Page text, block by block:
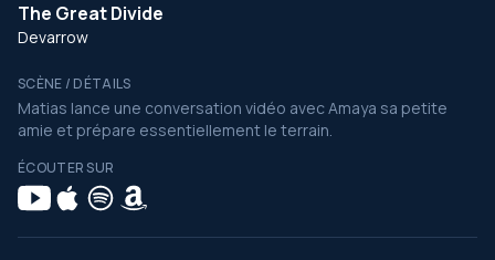
The Great Divide
Devarrow
SCÈNE / DÉTAILS
Matias lance une conversation vidéo avec Amaya sa petite
amie et prépare essentiellement le terrain.
ÉCOUTER SUR